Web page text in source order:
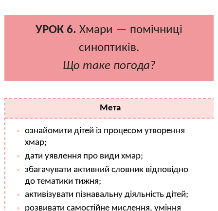
УРОК 6. Хмари — помічниці
синоптиків.
Що таке погода?
Мета
ознайомити дітей із процесом утворення
хмар;
дати уявлення про види хмар;
збагачувати активний словник відповідно
до тематики тижня;
активізувати пізнавальну діяльність дітей;
розвивати самостійне мислення, уміння